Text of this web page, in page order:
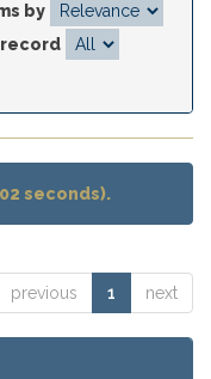
by
seconds).
previous 1 next